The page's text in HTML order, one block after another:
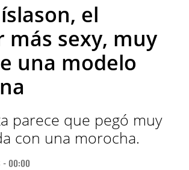
el
más sexy, muy
una modelo
parece que pegó muy
con una morocha.
- 00:00